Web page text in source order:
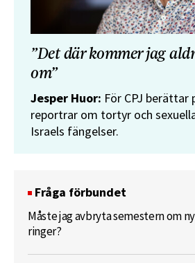
”Det där kommer jag
om”
Jesper Huor: För CPJ berättar
reportrar om tortyr och
Israels fängelser.
Fråga förbundet
Måste jag avbryta semestern om
ringer?